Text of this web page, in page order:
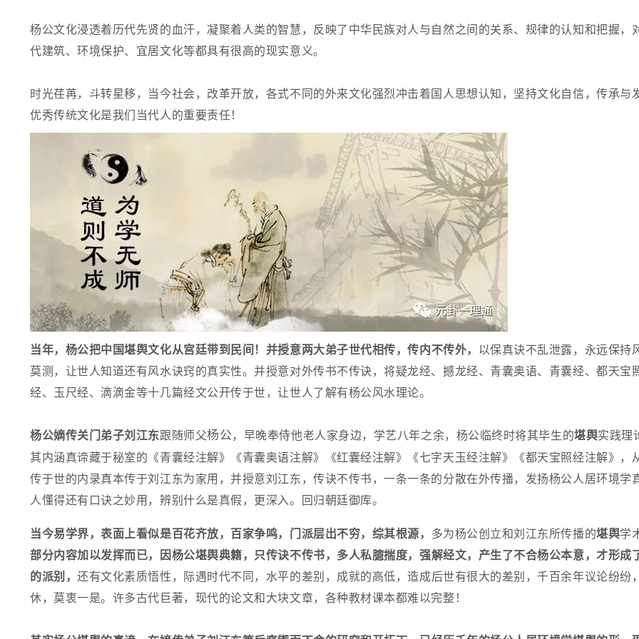
杨公文化浸透着历代先贤的血汗，凝聚着人类的智慧，反映了中华民族对人与自然之间的关系、规律的认知和把握，
代建筑、环境保护、宜居文化等都具有很高的现实意义。
时光荏苒，斗转星移，当今社会，改革开放，各式不同的外来文化强烈冲击着国人思想认知，坚持文化自信，传承与
优秀传统文化是我们当代人的重要责任！
当年，杨公把中国堪舆文化从宫廷带到民间！并授意两大弟子世代相传，传内不传外， 以保真诀不乱泄露，永远保持
莫测，让世人知道还有风水诀窍的真实性。并授意对外传书不传诀，将疑龙经、撼龙经、青囊奥语、青囊经、都天宝
经、玉尺经、滴滴金等十几篇经文公开传于世，让世人了解有杨公风水理论。
杨公嫡传关门弟子刘江东跟随师父杨公 ，早晚奉侍他老人家身边，学艺八年之余，杨公临终时将其毕生的堪舆实践理
其内涵真谛藏于秘室的《青囊经注解》《青囊奥语注解》《红囊经注解》《七字天玉经注解》《都天宝照经注解》，
传于世的内录真本传于刘江东为家用，并授意刘江东，传诀不传书，一条一条的分散在外传播，发扬杨公人居环境学
人懂得还有口诀之妙用，辨别什么是真假，更深入。回归朝廷御库。
当今易学界，表面上看似是百花齐放，百家争鸣，门派层出不穷，综其根源， 多为杨公创立和刘江东所传播的堪舆学
部分内容加以发挥而已，因杨公堪舆典籍，只传诀不传书，多人私臆揣度，强解经文，产生了不合杨公本意，才形成
的派别，还有文化素质悟性，际遇时代不同，水平的差别，成就的高低，造成后世有很大的差别，千百余年议论纷纷
休，莫衷一是。许多古代巨著，现代的论文和大块文章，各种教材课本都难以完整！